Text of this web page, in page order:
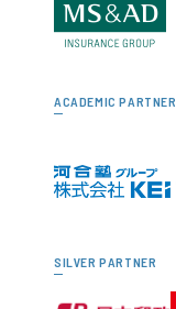
ACADEMIC PARTNER
SILVER PARTNER